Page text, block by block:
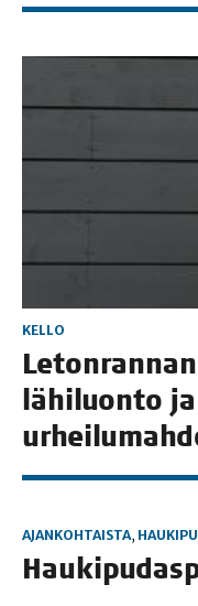
KELLO
lähi­luon­to ja
AJANKOHTAISTA,